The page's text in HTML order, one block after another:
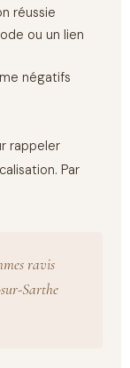
réussie
ou un lien
négatifs
rappeler
Par
ravis
Sarthe